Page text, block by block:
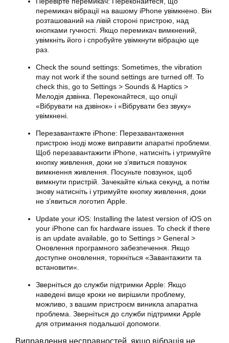
перемикач вібрації на вашому iPhone увімкнено. Він
розташований на лівій стороні пристрою, над
кнопками гучності. Якщо перемикач вимкнений,
увімкніть його і спробуйте увімкнути вібрацію ще
раз.
Check the sound settings: Sometimes, the vibration
may not work if the sound settings are turned off. To
check this, go to Settings > Sounds & Haptics >
Мелодія дзвінка. Переконайтеся, що опції
«Вібрувати на дзвінок» і «Вібрувати без звуку»
увімкнені.
Перезавантажте iPhone: Перезавантаження
пристрою іноді може виправити апаратні проблеми.
Щоб перезавантажити iPhone, натисніть і утримуйте
кнопку живлення, доки не з’явиться повзунок
вимкнення живлення. Посуньте повзунок, щоб
вимкнути пристрій. Зачекайте кілька секунд, а потім
знову натисніть і утримуйте кнопку живлення, доки
не з’явиться логотип Apple.
Update your iOS: Installing the latest version of iOS on
your iPhone can fix hardware issues. To check if there
is an update available, go to Settings > General >
Оновлення програмного забезпечення. Якщо
доступне оновлення, торкніться «Завантажити та
встановити«.
Зверніться до служби підтримки Apple: Якщо
наведені вище кроки не вирішили проблему,
можливо, з вашим пристроєм виникла апаратна
проблема. Зверніться до служби підтримки Apple
для отримання подальшої допомоги.
Виправлення несправностей, якщо вібрація не